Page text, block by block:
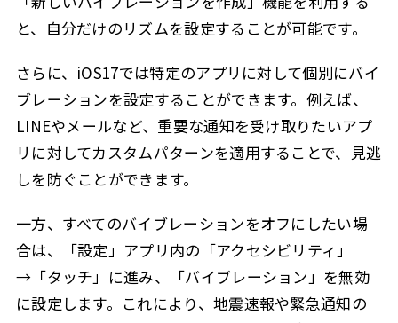
と、自分だけのリズムを設定することが可能です。
さらに、iOS17では特定のアプリに対して個別にバイ
ブレーションを設定することができます。例えば、
LINEやメールなど、重要な通知を受け取りたいアプ
リに対してカスタムパターンを適用することで、見逃
しを防ぐことができます。
一方、すべてのバイブレーションをオフにしたい場
合は、「設定」アプリ内の「アクセシビリティ」
→「タッチ」に進み、「バイブレーション」を無効
に設定します。これにより、地震速報や緊急通知の